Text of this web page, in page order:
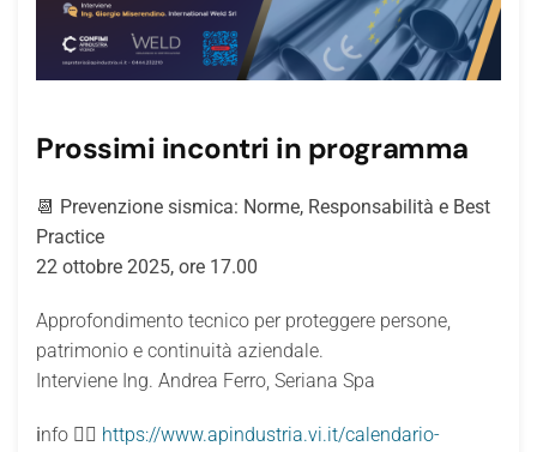
Prossimi incontri in programma
📆 Prevenzione sismica: Norme, Responsabilità e Best
Practice
22 ottobre 2025, ore 17.00
Approfondimento tecnico per proteggere persone,
patrimonio e continuità aziendale.
Interviene Ing. Andrea Ferro, Seriana Spa
ℹnfo 👉🏻 https://www.apindustria.vi.it/calendario-